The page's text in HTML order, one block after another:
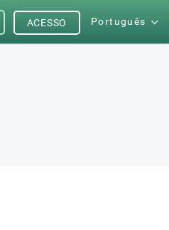
Português
ACESSO